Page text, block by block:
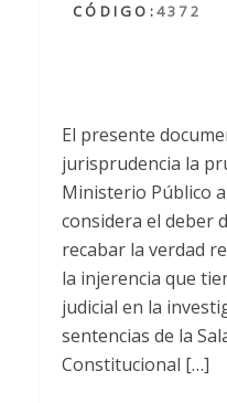
CÓDIGO:4372
El presente
jurisprudencia la
Ministerio Público
considera el deber
recabar la verdad
la injerencia que
judicial en la
sentencias de la
Constitucional […]